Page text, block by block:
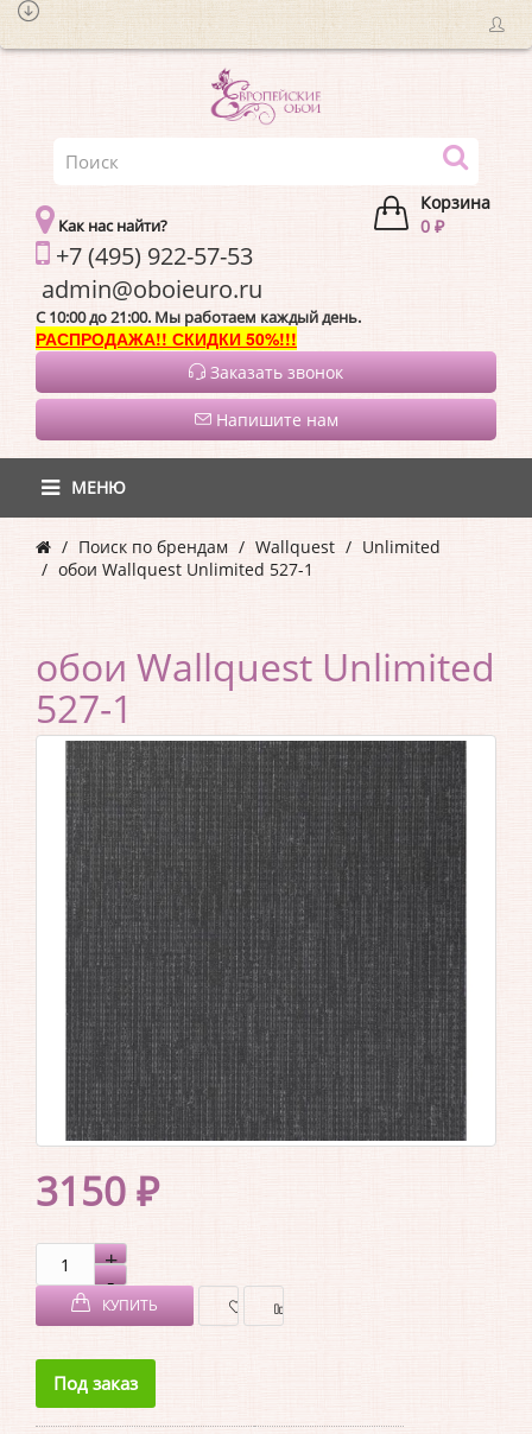
Корзина
0 ₽
Как нас найти?
+7 (495) 922-57-53
C 10:00 до 21:00. Мы работаем каждый день.
РАСПРОДАЖА!! СКИДКИ 50%!!!
Заказать звонок
Напишите нам
МЕНЮ
Поиск по брендам Wallquest
Unlimited
обои Wallquest Unlimited 527-1
обои Wallquest Unlimited
527-1
3150 ₽
КУПИТЬ
Под заказ